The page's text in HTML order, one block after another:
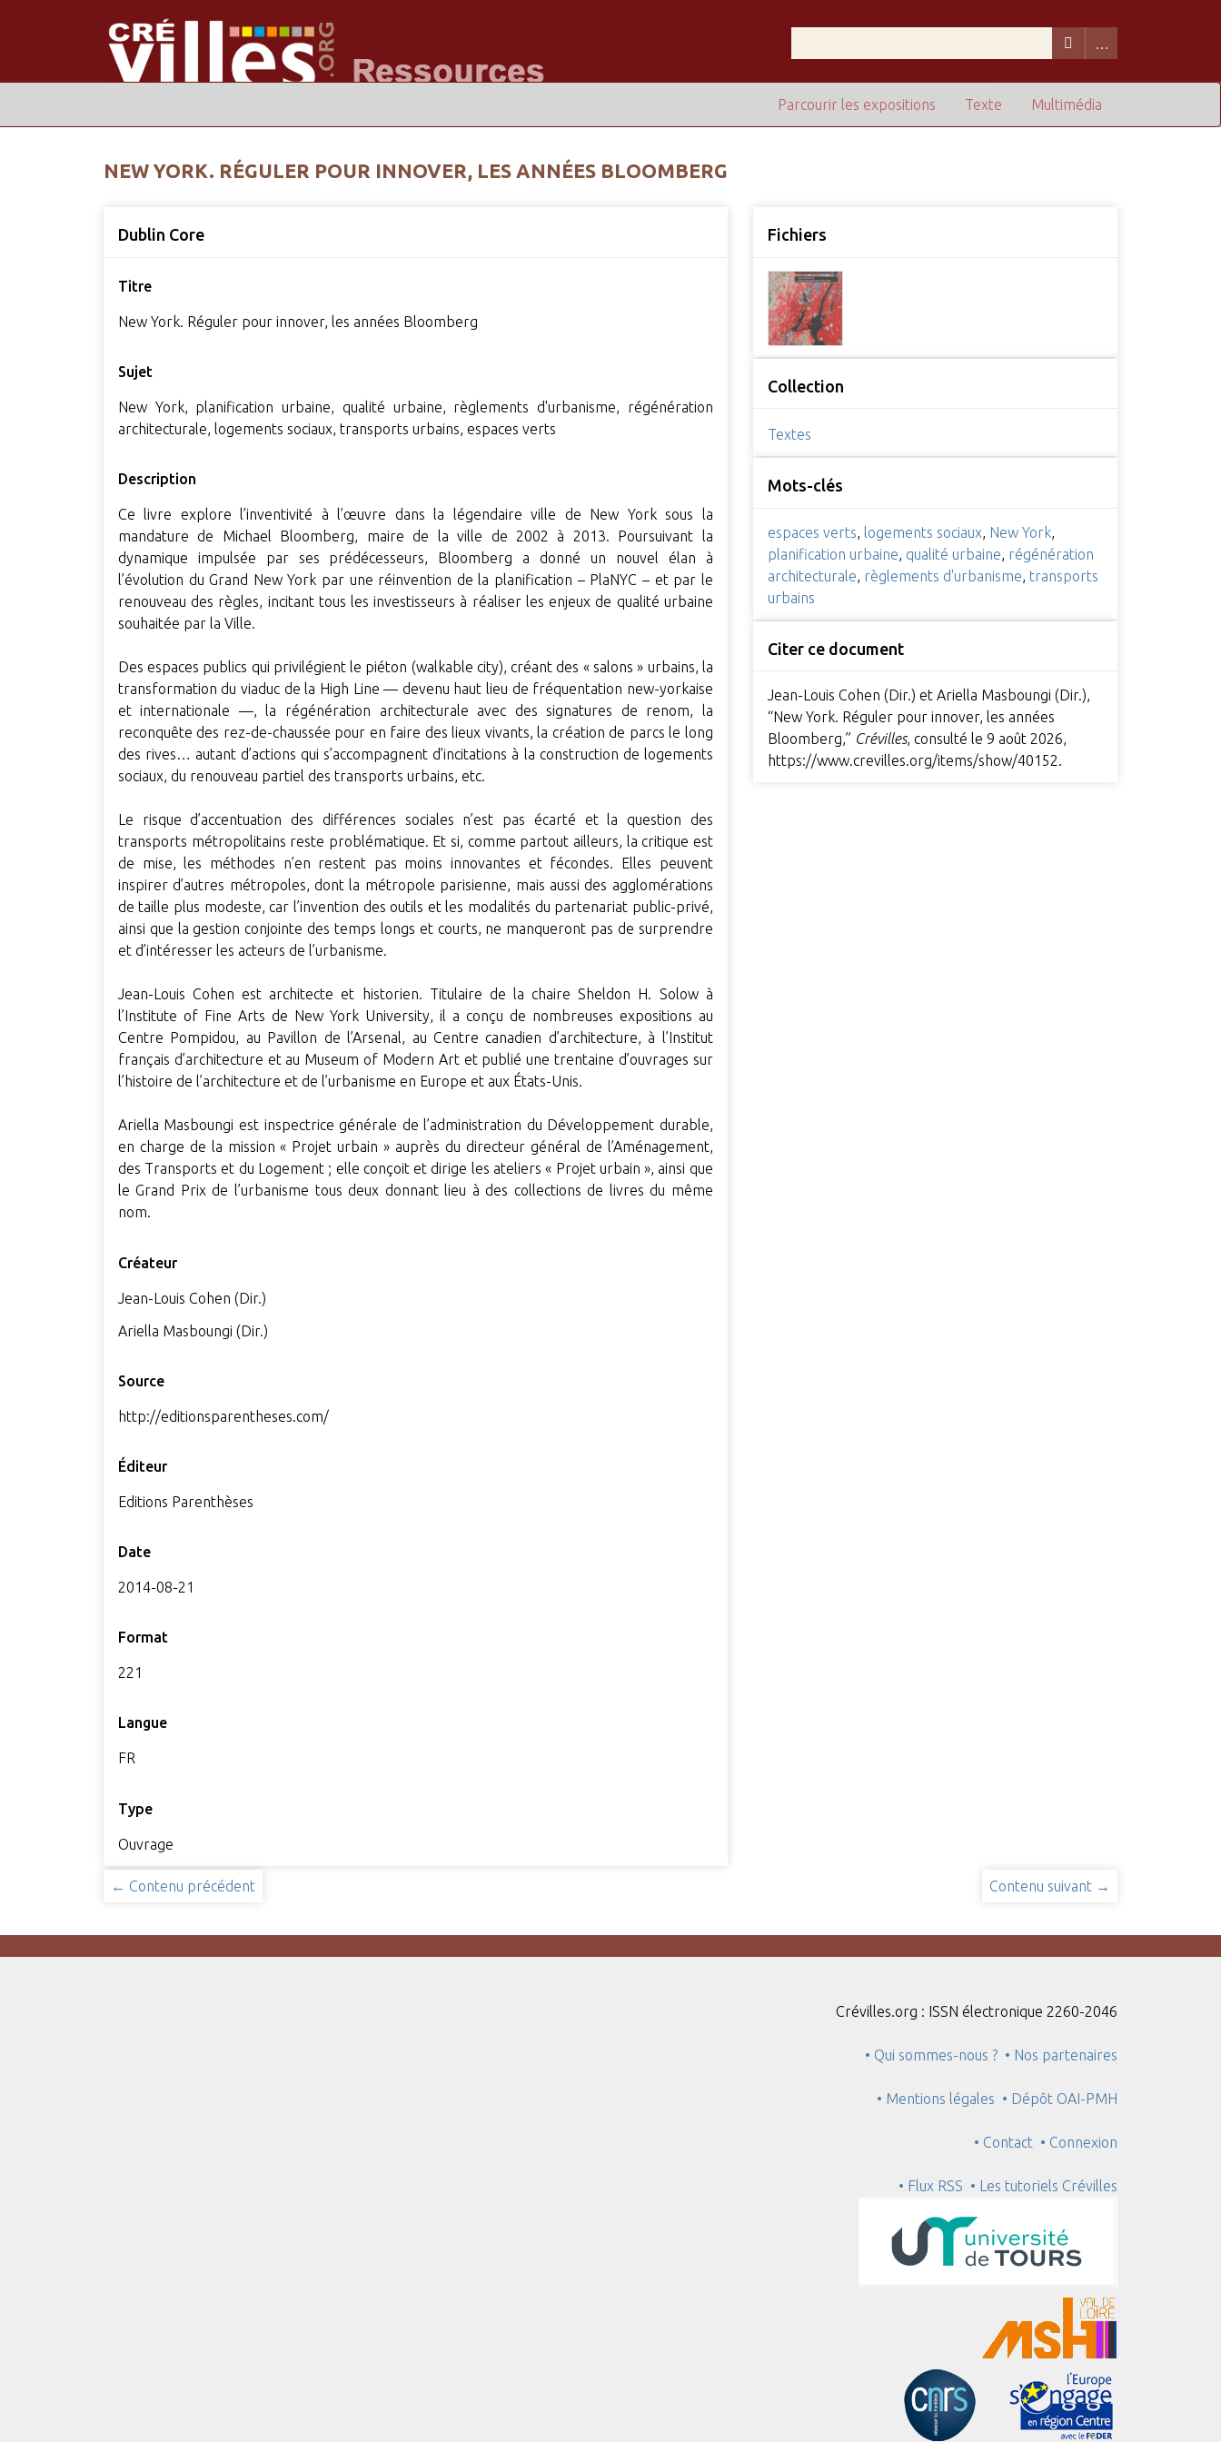
Multimédia
Texte
Parcourir les expositions
NEW YORK. RÉGULER POUR INNOVER, LES ANNÉES BLOOMBERG
Dublin Core
Titre
New York. Réguler pour innover, les années Bloomberg
Sujet
New York, planification urbaine, qualité urbaine, règlements d'urbanisme, régénération
architecturale, logements sociaux, transports urbains, espaces verts
Description
Ce livre explore l’inventivité à l’œuvre dans la légendaire ville de New York sous la
mandature de Michael Bloomberg, maire de la ville de 2002 à 2013. Poursuivant la
dynamique impulsée par ses prédécesseurs, Bloomberg a donné un nouvel élan à
l’évolution du Grand New York par une réinvention de la planification – PlaNYC – et par le
renouveau des règles, incitant tous les investisseurs à réaliser les enjeux de qualité urbaine
souhaitée par la Ville.
Des espaces publics qui privilégient le piéton (walkable city), créant des « salons » urbains, la
transformation du viaduc de la High Line — devenu haut lieu de fréquentation new-yorkaise
et internationale —, la régénération architecturale avec des signatures de renom, la
reconquête des rez-de-chaussée pour en faire des lieux vivants, la création de parcs le long
des rives… autant d’actions qui s’accompagnent d’incitations à la construction de logements
sociaux, du renouveau partiel des transports urbains, etc.
Le risque d’accentuation des différences sociales n’est pas écarté et la question des
transports métropolitains reste problématique. Et si, comme partout ailleurs, la critique est
de mise, les méthodes n’en restent pas moins innovantes et fécondes. Elles peuvent
inspirer d’autres métropoles, dont la métropole parisienne, mais aussi des agglomérations
de taille plus modeste, car l’invention des outils et les modalités du partenariat public-privé,
ainsi que la gestion conjointe des temps longs et courts, ne manqueront pas de surprendre
et d’intéresser les acteurs de l’urbanisme.
Jean-Louis Cohen est architecte et historien. Titulaire de la chaire Sheldon H. Solow à
l’Institute of Fine Arts de New York University, il a conçu de nombreuses expositions au
Centre Pompidou, au Pavillon de l’Arsenal, au Centre canadien d’architecture, à l’Institut
français d’architecture et au Museum of Modern Art et publié une trentaine d’ouvrages sur
l’histoire de l’architecture et de l’urbanisme en Europe et aux États-Unis.
Ariella Masboungi est inspectrice générale de l’administration du Développement durable,
en charge de la mission « Projet urbain » auprès du directeur général de l’Aménagement,
des Transports et du Logement ; elle conçoit et dirige les ateliers « Projet urbain », ainsi que
le Grand Prix de l’urbanisme tous deux donnant lieu à des collections de livres du même
nom.
Créateur
Jean-Louis Cohen (Dir.)
Ariella Masboungi (Dir.)
Source
http://editionsparentheses.com/
Éditeur
Editions Parenthèses
Date
2014-08-21
Format
221
Langue
FR
Type
Ouvrage
Fichiers
Collection
Textes
Mots-clés
espaces verts logements sociaux New York
planification urbaine qualité urbaine régénération
architecturale règlements d'urbanisme ,transports
urbains
Citer ce document
Jean-Louis Cohen (Dir.) et Ariella Masboungi (Dir.),
“New York. Réguler pour innover, les années
Bloomberg,” Crévilles, consulté le 9 août 2026,
https://www.crevilles.org/items/show/40152.
← Contenu précédent Contenu suivant →
Crévilles.org : ISSN électronique 2260-2046
• Qui sommes-nous ? • Nos partenaires
• Mentions légales • Dépôt OAI-PMH
• Contact • Connexion
• Flux RSS • Les tutoriels Crévilles